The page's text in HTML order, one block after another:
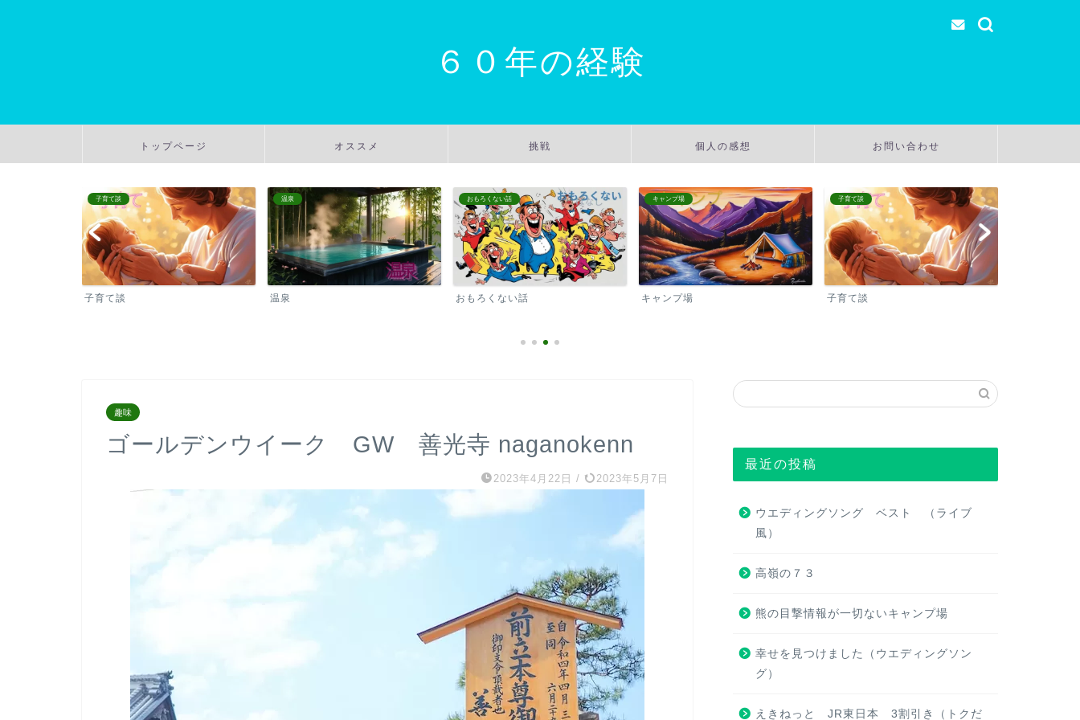
６０年の経験
トップページ オススメ 挑戦 個人の感想 お問い合わせ
子育て談
子育て談
温泉
温泉
おもろくない話
おもろくない話
キャンプ場
キャンプ場
子育て談
子育て談
趣味
ゴールデンウイーク GW 善光寺 naganokenn
2023年4月22日 / 2023年5月7日
最近の投稿
ウエディングソング ベスト （ライブ
風）
高嶺の７３
熊の目撃情報が一切ないキャンプ場
幸せを見つけました（ウエディングソン
グ）
えきねっと JR東日本 3割引き（トクだ